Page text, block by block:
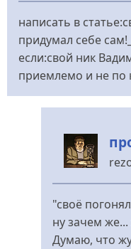
написать в
придумал себе
если:свой ник
приемлемо и не по
У
"своё
ну зачем же...
Думаю, что